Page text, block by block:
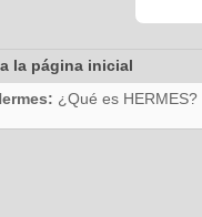
la página inicial
¿Qué es HERMES?